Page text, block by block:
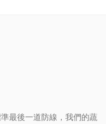
最後一道防線，我們的蔬